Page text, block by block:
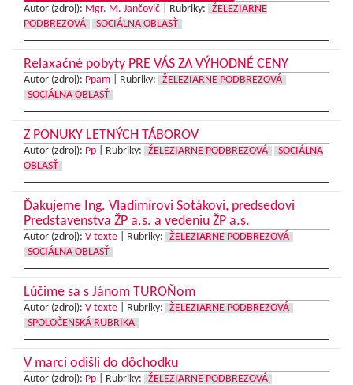
Autor (zdroj): Mgr. M. Jančovič Rubriky:
ŽELEZIARNE
PODBREZOVÁ
SOCIÁLNA OBLASŤ
Relaxačné pobyty PRE VÁS ZA VÝHODNÉ CENY
Autor (zdroj): Ppam Rubriky:
ŽELEZIARNE PODBREZOVÁ
SOCIÁLNA OBLASŤ
Z PONUKY LETNÝCH TÁBOROV
Autor (zdroj): Pp Rubriky: ŽELEZIARNE PODBREZOVÁ
SOCIÁLNA
OBLASŤ
Ďakujeme Ing. Vladimírovi Sotákovi, predsedovi
Predstavenstva ŽP a.s. a vedeniu ŽP a.s.
Autor (zdroj): V texte Rubriky:
ŽELEZIARNE PODBREZOVÁ
SOCIÁLNA OBLASŤ
Lúčime sa s Jánom TUROŇom
Autor (zdroj): V texte Rubriky:
ŽELEZIARNE PODBREZOVÁ
SPOLOČENSKÁ RUBRIKA
V marci odišli do dôchodku
Autor (zdroj): Pp Rubriky: ŽELEZIARNE PODBREZOVÁ